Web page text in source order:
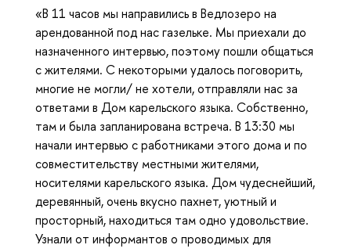
«В 11 часов мы направились в Ведлозеро на
арендованной под нас газельке. Мы приехали до
назначенного интервью, поэтому пошли общаться
с жителями. С некоторыми удалось поговорить,
многие не могли/ не хотели, отправляли нас за
ответами в Дом карельского языка. Собственно,
там и была запланирована встреча. В 13:30 мы
начали интервью с работниками этого дома и по
совместительству местными жителями,
носителями карельского языка. Дом чудеснейший,
деревянный, очень вкусно пахнет, уютный и
просторный, находиться там одно удовольствие.
Узнали от информантов о проводимых для